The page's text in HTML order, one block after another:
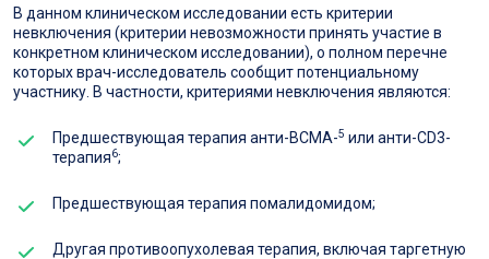
В данном клиническом исследовании есть критерии
невключения (критерии невозможности принять участие в
конкретном клиническом исследовании), о полном перечне
которых врач-исследователь сообщит потенциальному
участнику. В частности, критериями невключения являются:
Предшествующая терапия анти-BCMA-5 или анти-CD3-
терапия6;
Предшествующая терапия помалидомидом;
Другая противоопухолевая терапия, включая таргетную